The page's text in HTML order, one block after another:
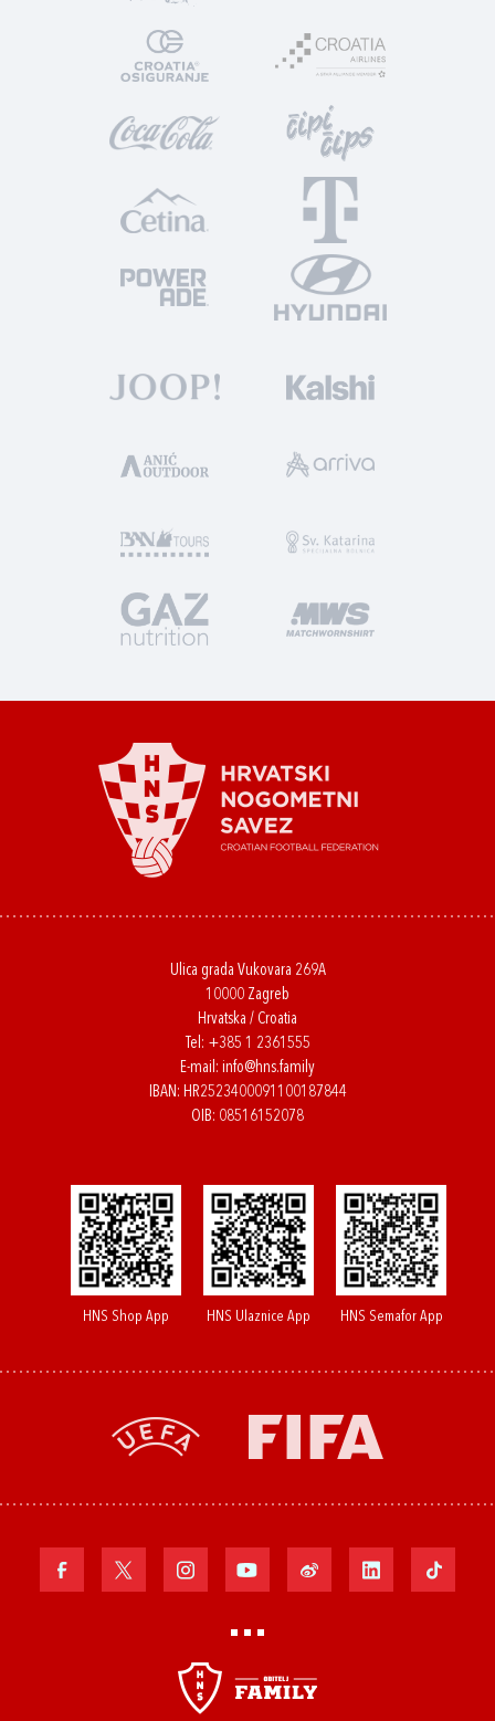
Ulica grada Vukovara 269A
10000 Zagreb
Hrvatska / Croatia
Tel: +385 1 2361555
E-mail: info@hns.family
IBAN: HR2523400091100187844
OIB: 08516152078
HNS Shop App HNS Ulaznice App HNS Semafor App